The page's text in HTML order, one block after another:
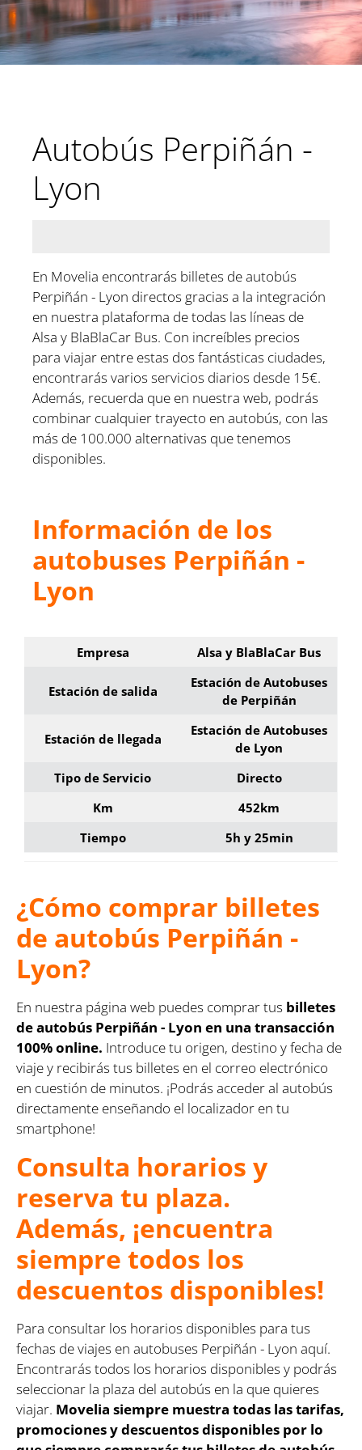
Autobús Perpiñán -
Lyon
En Movelia encontrarás billetes de autobús
Perpiñán - Lyon directos gracias a la integración
en nuestra plataforma de todas las líneas de
Alsa y BlaBlaCar Bus. Con increíbles precios
para viajar entre estas dos fantásticas ciudades,
encontrarás varios servicios diarios desde 15€.
Además, recuerda que en nuestra web, podrás
combinar cualquier trayecto en autobús, con las
más de 100.000 alternativas que tenemos
disponibles.
Información de los
autobuses Perpiñán -
Lyon
Empresa Alsa y BlaBlaCar Bus
Estación de salida
Estación de Autobuses
de Perpiñán
Estación de llegada
Estación de Autobuses
de Lyon
Tipo de Servicio
Directo
Km
452km
Tiempo
5h y 25min
¿Cómo comprar billetes
de autobús Perpiñán -
Lyon?
En nuestra página web puedes comprar tus billetes
de autobús Perpiñán - Lyon en una transacción
100% online. Introduce tu origen, destino y fecha de
viaje y recibirás tus billetes en el correo electrónico
en cuestión de minutos. ¡Podrás acceder al autobús
directamente enseñando el localizador en tu
smartphone!
Consulta horarios y
reserva tu plaza.
Además, ¡encuentra
siempre todos los
descuentos disponibles!
Para consultar los horarios disponibles para tus
fechas de viajes en autobuses Perpiñán - Lyon aquí.
Encontrarás todos los horarios disponibles y podrás
seleccionar la plaza del autobús en la que quieres
viajar. Movelia siempre muestra todas las tarifas,
promociones y descuentos disponibles por lo